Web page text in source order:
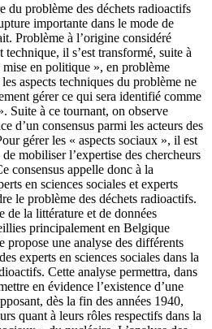
du problème des déchets radioactifs
importante dans le mode de
Problème à l’origine considéré
il s’est transformé, suite à
mise en politique », en problème
aspects techniques du problème ne
gérer ce qui sera identifié comme
Suite à ce tournant, on observe
d’un consensus parmi les acteurs des
gérer les « aspects sociaux », il est
mobiliser l’expertise des chercheurs
consensus appelle donc à la
en sciences sociales et experts
le problème des déchets radioactifs.
de la littérature et de données
principalement en Belgique
propose une analyse des différents
experts en sciences sociales dans la
Cette analyse permettra, dans
en évidence l’existence d’une
dès la fin des années 1940,
quant à leurs rôles respectifs dans la